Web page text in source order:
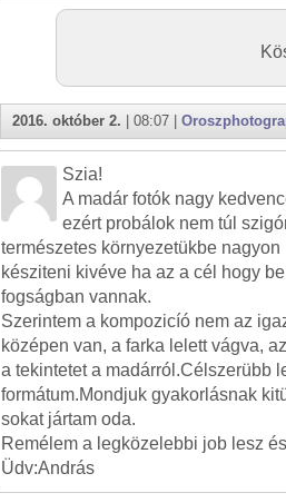
2016. október 2. | 08:07 |
Szia!
A madár fotók nagy
ezért probálok nem túl
természetes környezetükbe
késziteni kivéve ha az a cél hogy
fogságban vannak.
Szerintem a kompozicíó nem az
középen van, a farka lelett vágva,
a tekintetet a madárról.Célszerübb
formátum.Mondjuk gyakorlásnak
sokat jártam oda.
Remélem a legközelebbi job lesz
Üdv:András